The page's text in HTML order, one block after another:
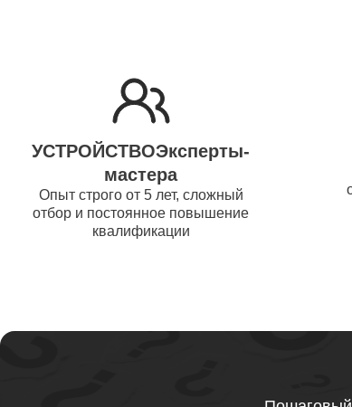
УСТРОЙСТВОЭксперты-
мастера
Опыт строго от 5 лет, сложный
отбор и постоянное повышение
квалификации